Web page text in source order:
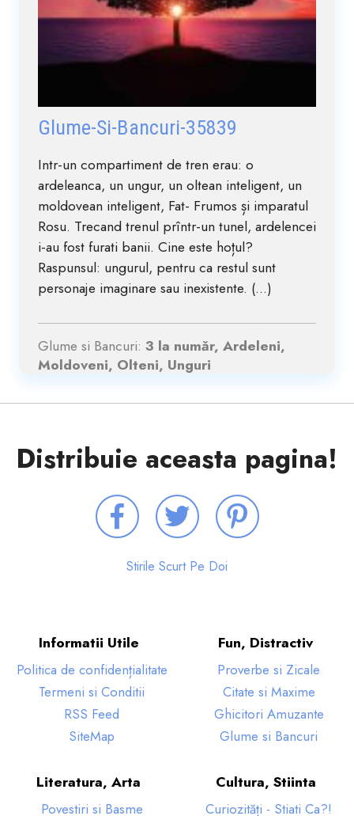
Glume-Si-Bancuri-35839
Intr-un compartiment de tren erau: o
ardeleanca, un ungur, un oltean inteligent, un
moldovean inteligent, Fat- Frumos și imparatul
Rosu. Trecand trenul prîntr-un tunel, ardelencei
i-au fost furati banii. Cine este hoțul?
Raspunsul: ungurul, pentru ca restul sunt
personaje imaginare sau inexistente. (...)
Glume si Bancuri: 3 la număr, Ardeleni,
Moldoveni, Olteni, Unguri
Distribuie aceasta pagina!
Stirile Scurt Pe Doi
Informatii Utile
Politica de confidențialitate
Termeni si Conditii
RSS Feed
SiteMap
Fun, Distractiv
Proverbe si Zicale
Citate si Maxime
Ghicitori Amuzante
Glume si Bancuri
Literatura, Arta
Povestiri si Basme
Cultura, Stiinta
Curiozități - Stiati Ca?!